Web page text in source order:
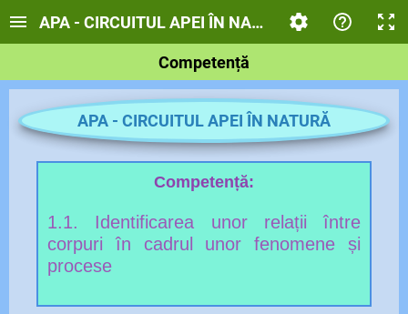
APA - CIRCUITUL APEI ÎN NATURĂ
Competență
APA - CIRCUITUL APEI ÎN NATURĂ
Competență:
1.1. Identificarea unor relații între
corpuri în cadrul unor fenomene și
procese